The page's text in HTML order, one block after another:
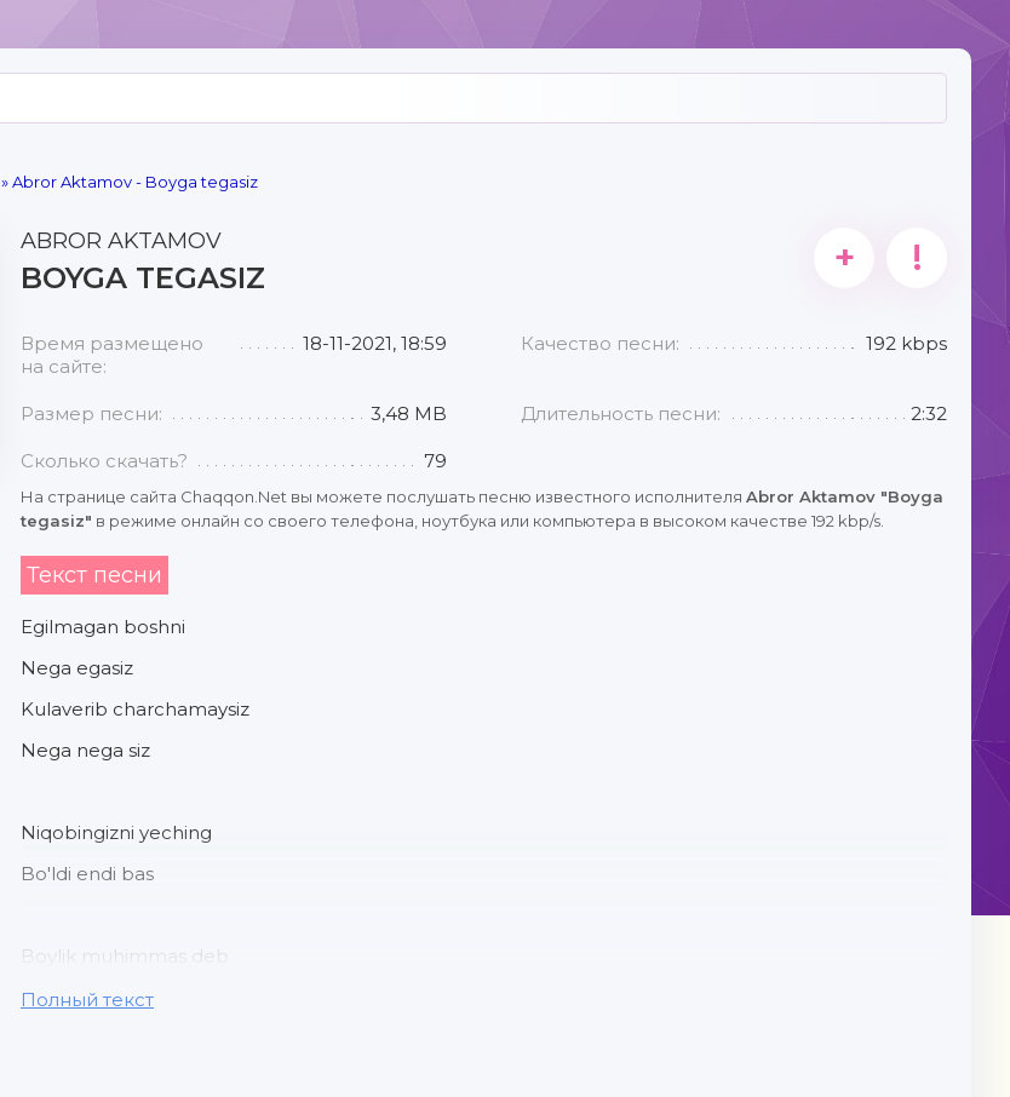
» Abror Aktamov - Boyga tegasiz
ABROR AKTAMOV
BOYGA TEGASIZ + !
Время размещено
на сайте:
18-11-2021, 18:59 Качество песни: 192 kbps
Размер песни: 3,48 MB Длительность песни: 2:32
Сколько скачать? 79
На странице сайта Chaqqon.Net вы можете послушать песню известного исполнителя Abror Aktamov "Boyga
tegasiz" в режиме онлайн со своего телефона, ноутбука или компьютера в высоком качестве 192 kbp/s.
Текст песни
Egilmagan boshni
Nega egasiz
Kulaverib charchamaysiz
Nega nega siz
Niqobingizni yeching
Bo'ldi endi bas
Boylik muhimmas deb
Boyga tegasiz
Полный текст